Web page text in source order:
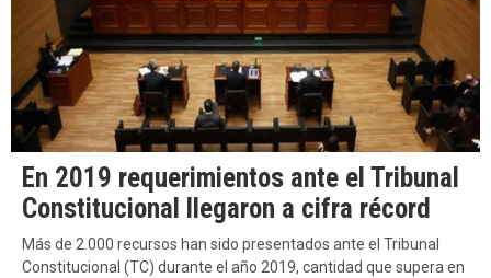
En 2019 requerimientos ante el Tribunal
Constitucional llegaron a cifra récord
Más de 2.000 recursos han sido presentados ante el Tribunal
Constitucional (TC) durante el año 2019, cantidad que supera en